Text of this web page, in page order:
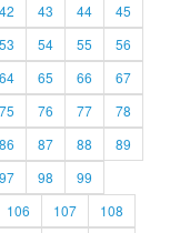
42 43 44
45
53 54 55
56
64 65 66
67
75 76 77
78
86 87 88
89
97 98
99
106 107
108